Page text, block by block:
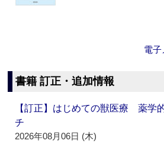
電子
書籍 訂正・追加情報
【訂正】はじめての獣医療 薬学
チ
2026年08月06日 (木)